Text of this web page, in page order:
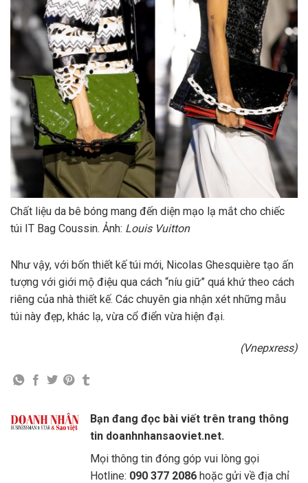
Chất liệu da bê bóng mang đến diện mạo lạ mắt cho chiếc
túi IT Bag Coussin. Ảnh: Louis Vuitton
Như vậy, với bốn thiết kế túi mới, Nicolas Ghesquière tạo ấn
tượng với giới mộ điệu qua cách “níu giữ” quá khứ theo cách
riêng của nhà thiết kế. Các chuyên gia nhận xét những mẫu
túi này đẹp, khác lạ, vừa cổ điển vừa hiện đại.
(Vnepxress)
Bạn đang đọc bài viết trên trang thông
tin doanhnhansaoviet.net.
Mọi thông tin đóng góp vui lòng gọi
Hotline: 090 377 2086 hoặc gửi về địa chỉ